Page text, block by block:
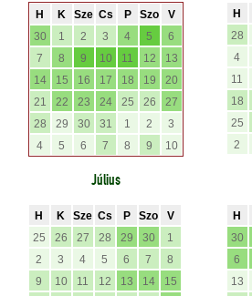
H K Sze Cs P Szo
V
30
1 2 3 4 5
6
7
8 9 10 11 12
13
14
15 16 17 18 19
20
21
22 23 24 25 26
27
28
29 30 31 1 2
3
4
5 6 7 8 9 10
H
28
4
11
18
25
2
Július
H K Sze Cs P Szo
V
25
26 27 28 29 30
1
2
3 4 5 6 7
8
9
10 11 12 13 14
15
H
30
6
13